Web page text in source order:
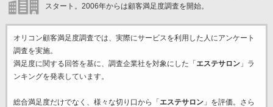
スタート。2006年からは顧客満足度調査を開始。
オリコン顧客満足度調査では、実際にサービスを利用した 人にアンケート
調査を実施。
満足度に関する回答を基に、調査企業社を対象にした「 エステサロン」ラ
ンキングを発表しています。
総合満足度だけでなく、様々な切り口から「 エステサロン」を評価。さら